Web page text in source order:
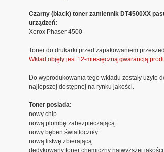
Czarny (black) toner zamiennik DT4500XX
urządzeń:
Xerox Phaser 4500
Toner do drukarki przed zapakowaniem
Wkład objęty jest 12-miesięczną gwarancją
Do wyprodukowania tego wkładu zostały użyte
najlepszej dostępnej na rynku jakości.
Toner posiada:
nowy chip
nową plombę zabezpieczającą
nowy bęben światłoczuły
nową listwę zbierającą
dedykowany toner chemiczny najwyższej jakości